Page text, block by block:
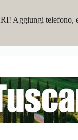
Aggiungi telefono,